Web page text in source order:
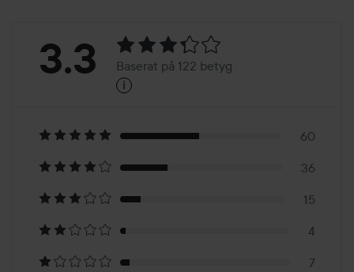
Betyg:
Baserat
på
122
betyg
3.3 Baserat på 122 betyg
i
60
36
15
4
7